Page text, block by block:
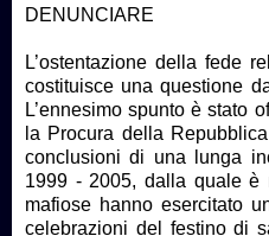
DENUNCIARE
L’ostentazione della fede
costituisce una questione
L’ennesimo spunto è stato
la Procura della
conclusioni di una lunga
1999 - 2005, dalla quale è
mafiose hanno esercitato
celebrazioni del festino di